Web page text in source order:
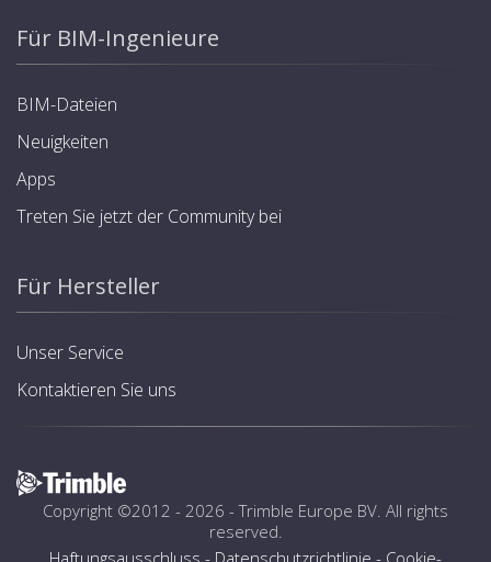
Für BIM-Ingenieure
BIM-Dateien
Neuigkeiten
Apps
Treten Sie jetzt der Community bei
Für Hersteller
Unser Service
Kontaktieren Sie uns
Copyright ©2012 - 2026 -Trimble Europe BV. All rights
reserved.